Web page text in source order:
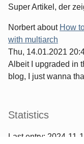
Super Artikel, der
Norbertabout How
with multiarch
Thu, 14.01.2021
Albeit I upgraded in
blog, I just wanna
Statistics
Last entry: 2024-11-